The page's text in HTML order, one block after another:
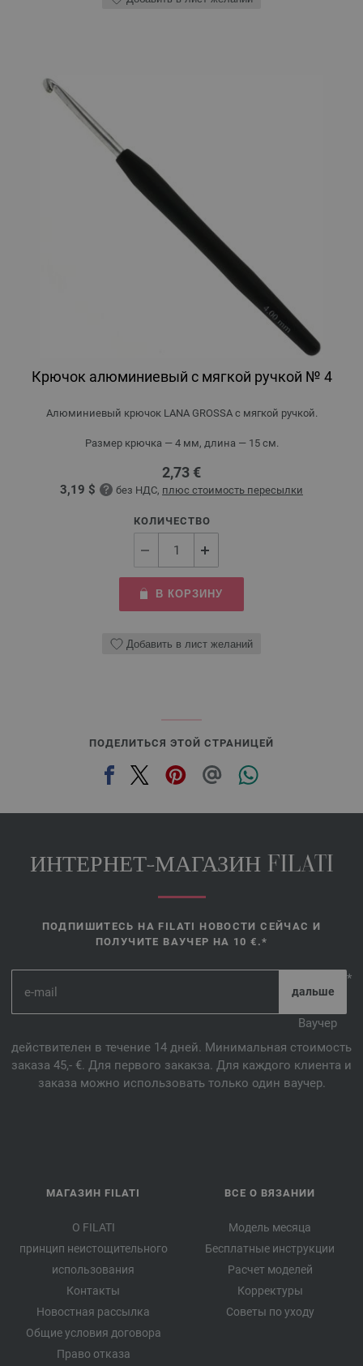
Крючок алюминиевый с мягкой ручкой № 4
Алюминиевый крючок LANA GROSSA с мягкой ручкой.
Размер крючка — 4 мм, длина — 15 см.
2,73 €
3,19 $ без НДС, плюс стоимость пересылки
КОЛИЧЕСТВО
В КОРЗИНУ
Добавить в лист желаний
ПОДЕЛИТЬСЯ ЭТОЙ СТРАНИЦЕЙ
ИНТЕРНЕТ-МАГАЗИН FILATI
ПОДПИШИТЕСЬ НА FILATI НОВОСТИ СЕЙЧАС И
ПОЛУЧИТЕ ВАУЧЕР НА 10 €.*
*
Ваучер
действителен в течение 14 дней. Минимальная стоимость
заказа 45,- €. Для первого закакза. Для каждого клиента и
заказа можно использовать только один ваучер.
МАГАЗИН FILATI
О FILATI
принцип неистощительного
использования
Контакты
Новостная рассылка
Общие условия договора
Право отказа
ВСЕ О ВЯЗАНИИ
Модель месяца
Бесплатные инструкции
Расчет моделей
Корректуры
Советы по уходу